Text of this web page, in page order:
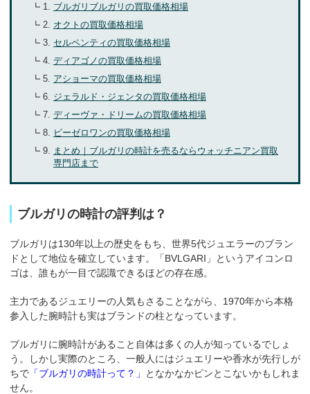
ブルガリブルガリの買取価格相場
オクトの買取価格相場
セルペンティの買取価格相場
ディアゴノの買取価格相場
アショーマの買取価格相場
ジェラルド・ジェンタの買取価格相場
ディーヴァ・ドリームの買取価格相場
ビーゼロワンの買取価格相場
まとめ｜ブルガリの時計を売るならウォッチニアン買取
専門店まで
ブルガリの時計の評判は？
ブルガリは130年以上の歴史をもち、世界5代ジュエラーのブラン
ドとして地位を確立しています。「BVLGARI」というアイコンロ
ゴは、誰もが一目で認識できるほどの存在感。
主力であるジュエリーの人気もさることながら、1970年から本格
参入した腕時計も実はブランドの柱となっています。
ブルガリに腕時計があること自体は多くの人が知っているでしょ
う。しかし実際のところ、一般人にはジュエリーや香水が先行しが
ちで 「ブルガリの時計って？」
となかなかピンとこないかもしれま
せん。